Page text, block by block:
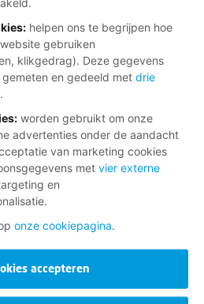
: helpen ons te begrijpen hoe
gebruiken
klikgedrag). Deze gegevens
en gedeeld met drie
.
: worden gebruikt om onze
advertenties onder de aandacht
van marketing cookies
met vier externe
en
onze cookiepagina.
accepteren